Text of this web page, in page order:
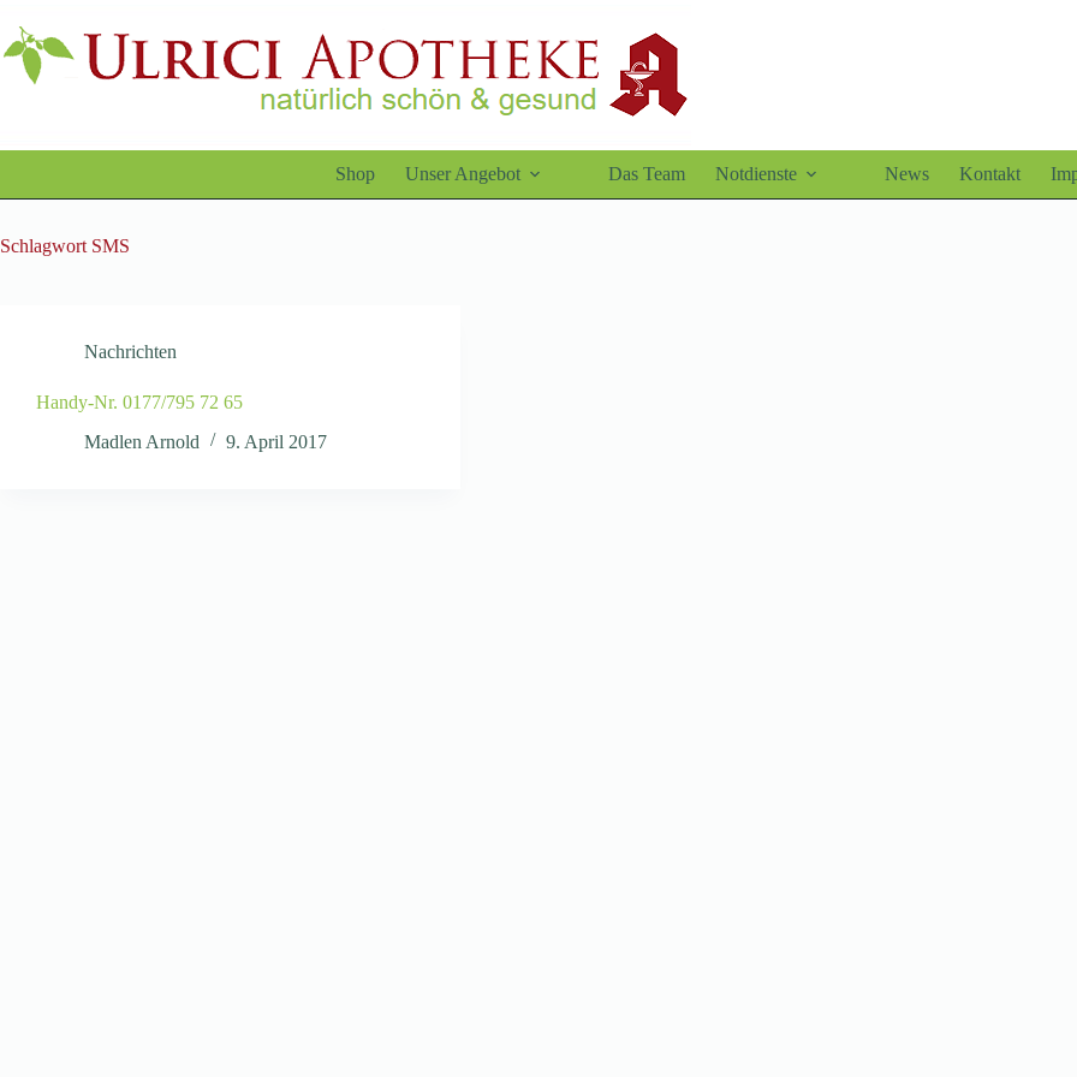
Inhalt
springen
Shop Unser Angebot Das Team Notdienste News Kontakt
Schlagwort SMS
Nachrichten
Handy-Nr. 0177/795 72 65
Madlen Arnold
9. April 2017